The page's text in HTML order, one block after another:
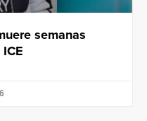
semanas